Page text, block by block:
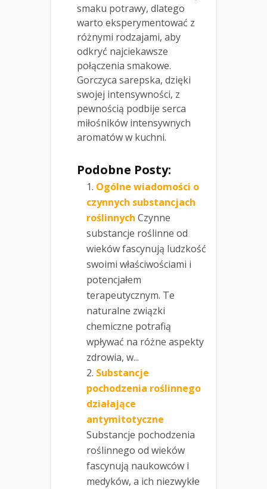
smaku potrawy, dlatego
warto eksperymentować z
różnymi rodzajami, aby
odkryć najciekawsze
połączenia smakowe.
Gorczyca sarepska, dzięki
swojej intensywności, z
pewnością podbije serca
miłośników intensywnych
aromatów w kuchni.
Podobne Posty:
Ogólne wiadomości o
czynnych substancjach
roślinnych Czynne
substancje roślinne od
wieków fascynują ludzkość
swoimi właściwościami i
potencjałem
terapeutycznym. Te
naturalne związki
chemiczne potrafią
wpływać na różne aspekty
zdrowia, w...
Substancje
pochodzenia roślinnego
działające
antymitotyczne
Substancje pochodzenia
roślinnego od wieków
fascynują naukowców i
medyków, a ich niezwykłe